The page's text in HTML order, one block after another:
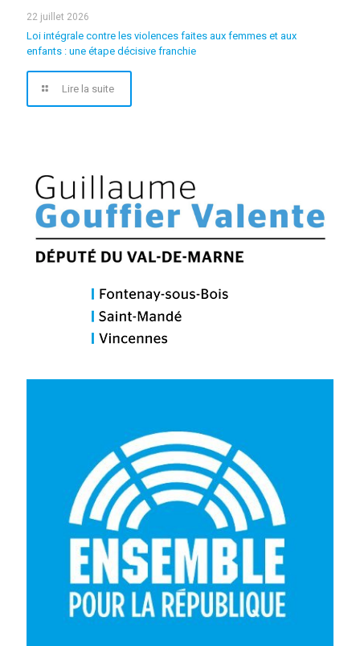
22 juillet 2026
Loi intégrale contre les violences faites aux femmes et aux
enfants : une étape décisive franchie
Lire la suite